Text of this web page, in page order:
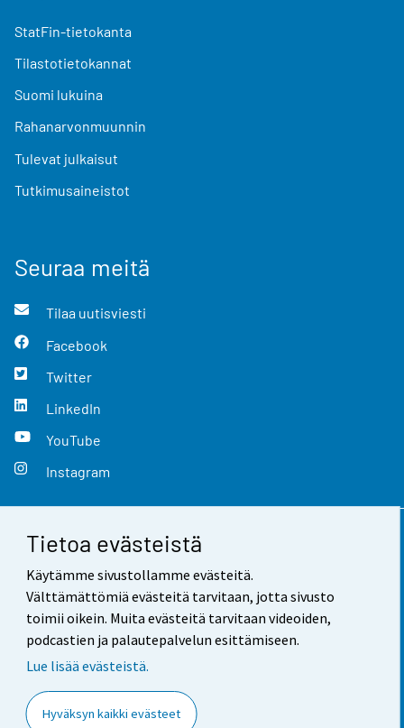
Tietoa evästeistä
Käytämme sivustollamme evästeitä.
Välttämättömiä evästeitä tarvitaan, jotta sivusto
toimii oikein. Muita evästeitä tarvitaan videoiden,
podcastien ja palautepalvelun esittämiseen.
Lue lisää evästeistä.
Hyväksyn kaikki evästeet
StatFin-tietokanta
Tilastotietokannat
Suomi lukuina
Rahanarvonmuunnin
Tulevat julkaisut
Tutkimusaineistot
Seuraa meitä
Tilaa uutisviesti
Facebook
Twitter
LinkedIn
YouTube
Instagram
Yhteystiedot
Palaute
Käyttöehdot
Saavutettavuus